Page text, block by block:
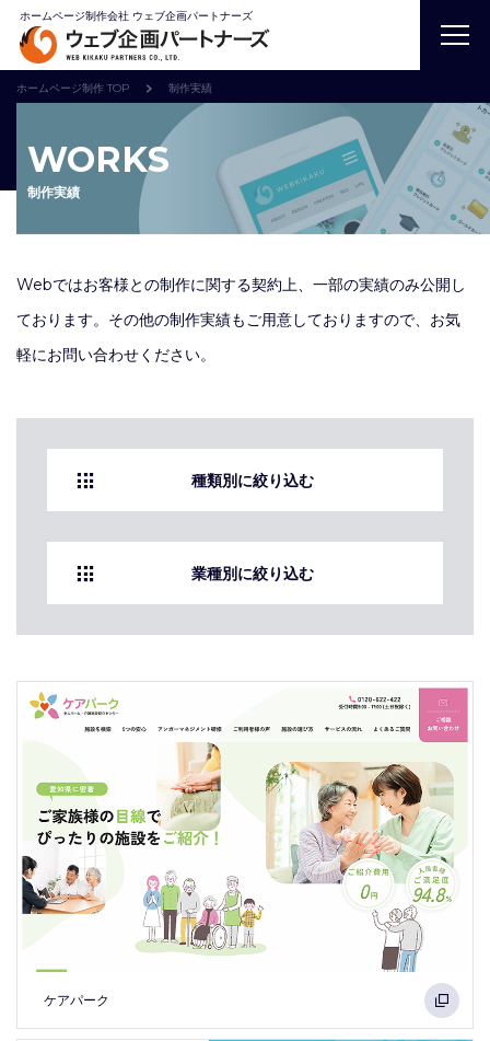
ホームページ制作会社 ウェブ企画パートナーズ
ホームページ制作 TOP 制作実績
WORKS
制作実績
Webではお客様との制作に関する契約上、一部の実績のみ公開し
ております。 その他の制作実績もご用意しておりますので、お気
軽にお問い合わせください。
種類別に絞り込む
業種別に絞り込む
ケアパーク